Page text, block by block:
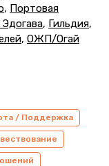
, Портовая
, Гильдия,
, ОЖП/Огай
/ Поддержка